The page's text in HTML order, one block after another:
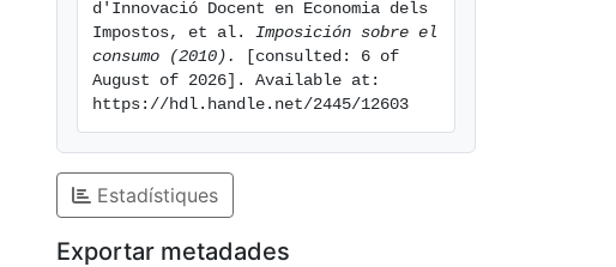
d'Innovació Docent en Economia dels
Impostos, et al. Imposición sobre el
consumo (2010).
[consulted: 6 of
August of 2026]. Available at:
https://hdl.handle.net/2445/12603
Estadístiques
Exportar metadades